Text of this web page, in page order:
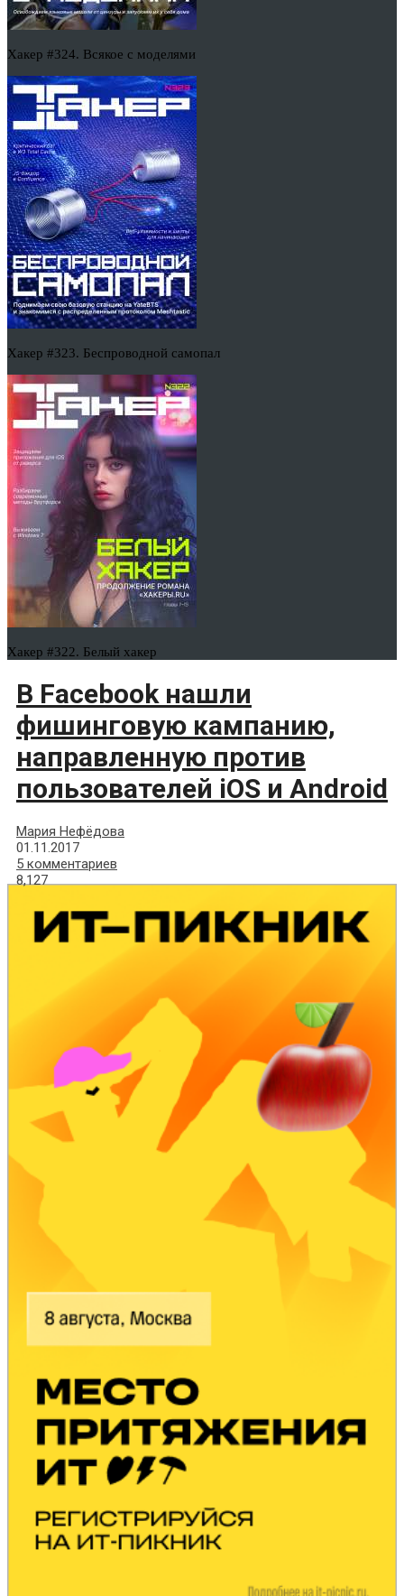
Хакер #324. Всякое с моделями
Хакер #323. Беспроводной самопал
Хакер #322. Белый хакер
В Facebook нашли
фишинговую кампанию,
направленную против
пользователей iOS и Android
Мария Нефёдова
01.11.2017
5 комментариев
8,127